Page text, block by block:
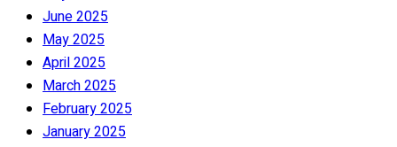
June 2025
May 2025
April 2025
March 2025
February 2025
January 2025